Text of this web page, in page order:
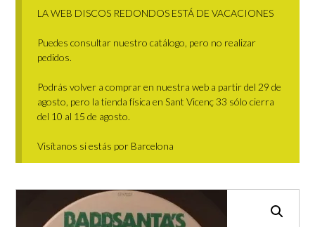
LA WEB DISCOS REDONDOS ESTÁ DE VACACIONES
Puedes consultar nuestro catálogo, pero no realizar
pedidos.
Podrás volver a comprar en nuestra web a partir del 29 de
agosto, pero la tienda física en Sant Vicenç 33 sólo cierra
del 10 al 15 de agosto.
Visítanos si estás por Barcelona